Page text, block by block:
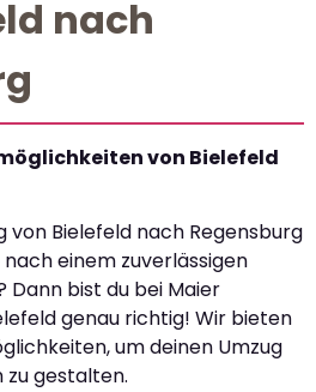
nach
von Bielefeld
von Bielefeld nach Regensburg
einem zuverlässigen
Dann bist du bei Maier
genau richtig! Wir bieten
um deinen Umzug
gestalten.